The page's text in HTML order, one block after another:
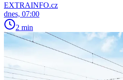
EXTRAINFO.cz
dnes, 07:00
2 min